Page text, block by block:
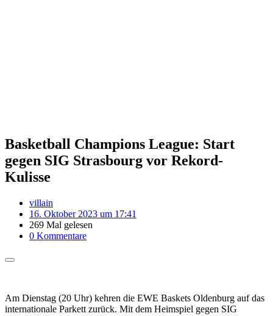
Basketball Champions League: Start
gegen SIG Strasbourg vor Rekord-
Kulisse
villain
16. Oktober 2023 um 17:41
269 Mal gelesen
0 Kommentare
Am Dienstag (20 Uhr) kehren die EWE Baskets Oldenburg auf das
internationale Parkett zurück. Mit dem Heimspiel gegen SIG